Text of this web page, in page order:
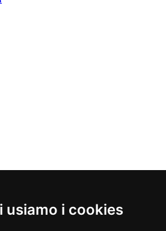
usiamo i cookies